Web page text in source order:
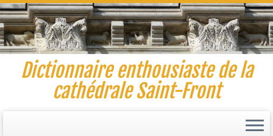
Dictionnaire enthousiaste de la
cathédrale Saint-Front